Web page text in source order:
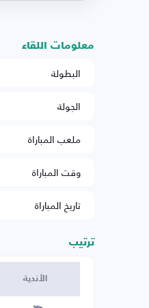
معلومات اللقاء
البطولة
الجولة
ملعب المباراة
وقت المباراة
تاريخ المباراة
ترتيب
الأندية